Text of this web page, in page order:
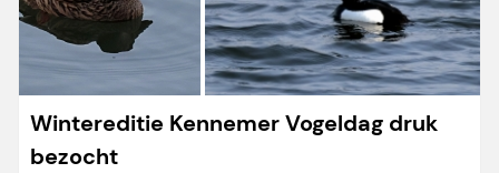
Wintereditie Kennemer Vogeldag druk
bezocht